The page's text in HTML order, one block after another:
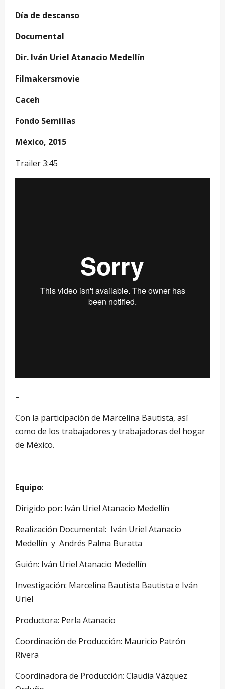
Día de descanso
Documental
Dir. Iván Uriel Atanacio Medellín
Filmakersmovie
Caceh
Fondo Semillas
México, 2015
Trailer 3:45
–
Con la participación de Marcelina Bautista, así
como de los trabajadores y trabajadoras del hogar
de México.
Equipo:
Dirigido por: Iván Uriel Atanacio Medellín
Realización Documental: Iván Uriel Atanacio
Medellín y Andrés Palma Buratta
Guión: Iván Uriel Atanacio Medellín
Investigación: Marcelina Bautista Bautista e Iván
Uriel
Productora: Perla Atanacio
Coordinación de Producción: Mauricio Patrón
Rivera
Coordinadora de Producción: Claudia Vázquez